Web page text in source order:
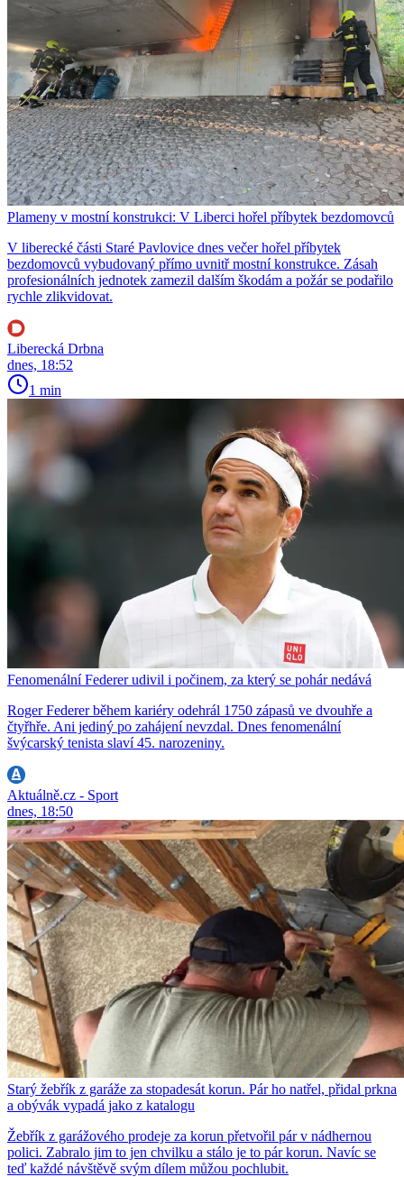
Plameny v mostní konstrukci: V Liberci hořel příbytek bezdomovců
V liberecké části Staré Pavlovice dnes večer hořel příbytek
bezdomovců vybudovaný přímo uvnitř mostní konstrukce. Zásah
profesionálních jednotek zamezil dalším škodám a požár se podařilo
rychle zlikvidovat.
Liberecká Drbna
dnes, 18:52
1 min
Fenomenální Federer udivil i počinem, za který se pohár nedává
Roger Federer během kariéry odehrál 1750 zápasů ve dvouhře a
čtyřhře. Ani jediný po zahájení nevzdal. Dnes fenomenální
švýcarský tenista slaví 45. narozeniny.
Aktuálně.cz - Sport
dnes, 18:50
Starý žebřík z garáže za stopadesát korun. Pár ho natřel, přidal prkna
a obývák vypadá jako z katalogu
Žebřík z garážového prodeje za korun přetvořil pár v nádhernou
polici. Zabralo jim to jen chvilku a stálo je to pár korun. Navíc se
teď každé návštěvě svým dílem můžou pochlubit.